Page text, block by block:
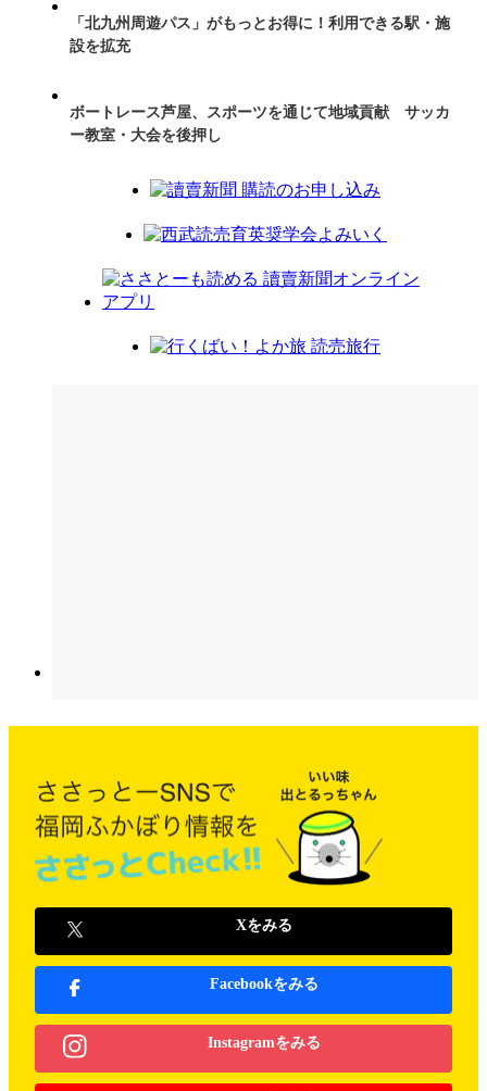
「北九州周遊パス」がもっとお得に！利用できる駅・施
設を拡充
ボートレース芦屋、スポーツを通じて地域貢献 サッカ
ー教室・大会を後押し
Xをみる
Facebookをみる
Instagramをみる